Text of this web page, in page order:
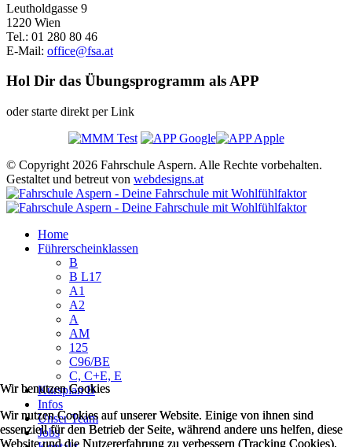
Leutholdgasse 9
1220 Wien
Tel.: 01 280 80 46
E-Mail: office@fsa.at
Hol Dir das Übungsprogramm als APP
oder starte direkt per Link
Wir benutzen Cookies
Wir nutzen Cookies auf unserer Website. Einige von ihnen sind
essenziell für den Betrieb der Seite, während andere uns helfen, diese
Website und die Nutzererfahrung zu verbessern (Tracking Cookies).
© Copyright 2026 Fahrschule Aspern. Alle Rechte vorbehalten.
Gestaltet und betreut von webdesigns.at
Home
Führerscheinklassen
B
B L17
A1
A2
A
AM
125
C96/BE
C, C+E, E
Kursplan B
Infos
Unser Team
Jobs
Wir benutzen Cookies
Wir nutzen Cookies auf unserer Website. Einige von ihnen sind
essenziell für den Betrieb der Seite, während andere uns helfen, diese
Website und die Nutzererfahrung zu verbessern (Tracking Cookies).